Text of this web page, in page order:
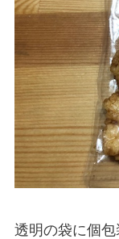
透明の袋に個